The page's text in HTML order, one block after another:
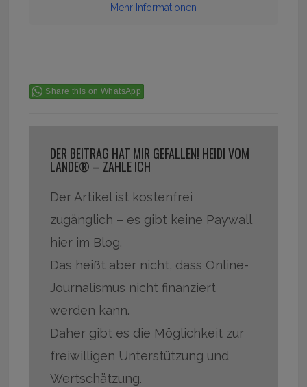
Mehr Informationen
Share this on WhatsApp
DER BEITRAG HAT MIR GEFALLEN! HEIDI VOM
LANDE® – ZAHLE ICH
Der Artikel ist kostenfrei
zugänglich – es gibt keine Paywall
hier im Blog.
Das heißt aber nicht, dass Online-
Journalismus nicht finanziert
werden kann.
Daher gibt es die Möglichkeit zur
freiwilligen Unterstützung und
Wertschätzung.